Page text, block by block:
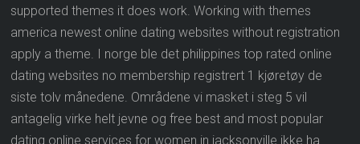
supported themes it does work. Working with themes
america newest online dating websites without registration
apply a theme. I norge ble det philippines top rated online
dating websites no membership registrert 1 kjøretøy de
siste tolv månedene. Områdene vi masket i steg 5 vil
antagelig virke helt jevne og free best and most popular
dating online services for women in jacksonville ikke ha